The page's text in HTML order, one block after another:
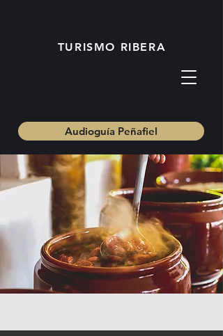
TURISMO RIBERA
Audioguía Peñafiel